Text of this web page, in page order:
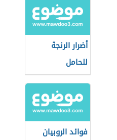
أضرار الرنجة
للحامل
فوائد الروبيان